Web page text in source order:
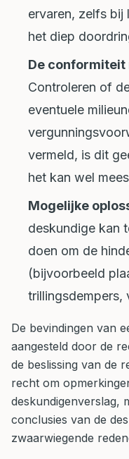
ervaren, zelfs bij
het diep
De conformiteit
Controleren of
eventuele
vermeld, is dit
het kan wel
Mogelijke
deskundige kan
doen om de
(bijvoorbeeld
trillingsdempers,
De bevindingen van
aangesteld door de
de beslissing van de
recht om
deskundigenverslag,
conclusies van de
zwaarwiegende